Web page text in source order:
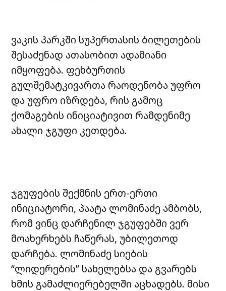
ვაკის პარკში სუპერთასის ბილეთების
შესაძენად ათასობით ადამიანი
იმყოფება. ფეხბურთის
გულშემატკივართა რაოდენობა უფრო
და უფრო იზრდება, რის გამოც
ქომაგების ინიციატივით რამდენიმე
ახალი ჯგუფი კეთდება.
ჯგუფების შექმნის ერთ-ერთი
ინიციატორი, პაატა ლომინაძე ამბობს,
რომ ვინც დარჩენილ ჯგუფებში ვერ
მოახერხებს ჩაწერას, უბილეთოდ
დარჩება. ლომინაძე სიების
“ლიდერების” სახელებსა და გვარებს
ხმის გამაძლიერებელში აცხადებს. მისი